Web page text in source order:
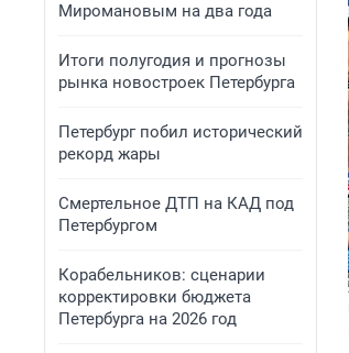
Миромановым на два года
Итоги полугодия и прогнозы
рынка новостроек Петербурга
Петербург побил исторический
рекорд жары
Смертельное ДТП на КАД под
Петербургом
Корабельников: сценарии
корректировки бюджета
Петербурга на 2026 год